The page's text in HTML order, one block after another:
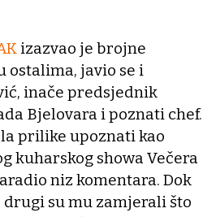
izazvao je brojne
ostalima, javio se i
inače predsjednik
Bjelovara i poznati chef.
prilike upoznati kao
kuharskog showa Večera
niz komentara. Dok
su mu zamjerali što